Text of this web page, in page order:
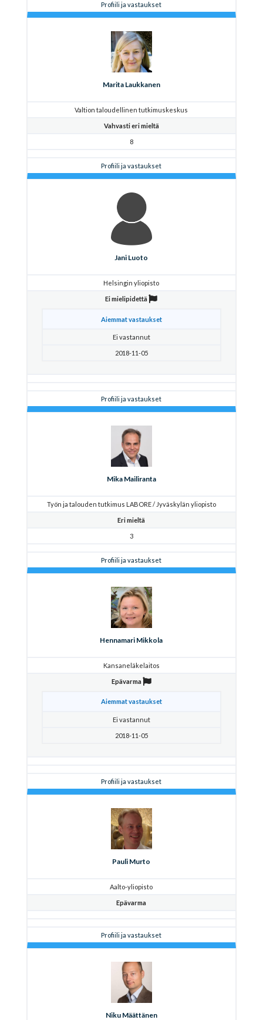
Profiili ja vastaukset
Marita Laukkanen
Valtion taloudellinen tutkimuskeskus
Vahvasti eri mieltä
8
Profiili ja vastaukset
Jani Luoto
Helsingin yliopisto
Ei mielipidettä
Aiemmat vastaukset
Ei vastannut
2018-11-05
Profiili ja vastaukset
Mika Mailiranta
Työn ja talouden tutkimus LABORE / Jyväskylän yliopisto
Eri mieltä
3
Profiili ja vastaukset
Hennamari Mikkola
Kansaneläkelaitos
Epävarma
Aiemmat vastaukset
Ei vastannut
2018-11-05
Profiili ja vastaukset
Pauli Murto
Aalto-yliopisto
Epävarma
Profiili ja vastaukset
Niku Määttänen